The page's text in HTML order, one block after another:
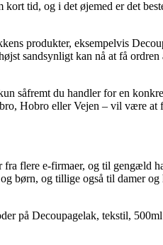
tid, og i det øjemed er det
produkter, eksempelvis
sandsynligt kan nå at få
såfremt du handler for en
Hobro eller Vejen – vil være at
fra flere e-firmaer, og til gengæld
børn, og tillige også til damer
på Decoupagelak, tekstil,